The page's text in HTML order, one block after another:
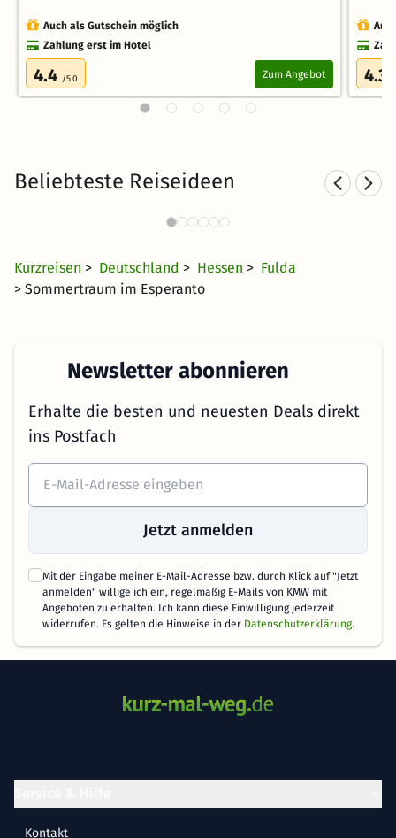
Auch als Gutschein möglich
Zahlung erst im Hotel
4.4 /5.0 Zum Angebot 4.3
Beliebteste Reiseideen
Städtereisen nach Hessen
833 Angebote
Kurzreisen > Deutschland > Hessen > Fulda
> Sommertraum im Esperanto
Newsletter abonnieren
Erhalte die besten und neuesten Deals direkt
ins Postfach
Jetzt anmelden
Mit der Eingabe meiner E-Mail-Adresse bzw. durch Klick auf "Jetzt
anmelden" willige ich ein, regelmäßig E-Mails von KMW mit
Angeboten zu erhalten. Ich kann diese Einwilligung jederzeit
widerrufen. Es gelten die Hinweise in der Datenschutzerklärung.
Kontakt